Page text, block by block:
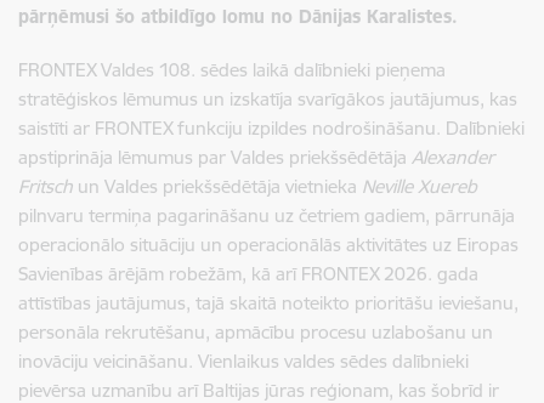
pārņēmusi šo atbildīgo lomu no Dānijas Karalistes.
FRONTEX Valdes 108. sēdes laikā dalībnieki pieņema
stratēģiskos lēmumus un izskatīja svarīgākos jautājumus, kas
saistīti ar FRONTEX funkciju izpildes nodrošināšanu. Dalībnieki
apstiprināja lēmumus par Valdes priekšsēdētāja Alexander
Fritsch un Valdes priekšsēdētāja vietnieka Neville Xuereb
pilnvaru termiņa pagarināšanu uz četriem gadiem, pārrunāja
operacionālo situāciju un operacionālās aktivitātes uz Eiropas
Savienības ārējām robežām, kā arī FRONTEX 2026. gada
attīstības jautājumus, tajā skaitā noteikto prioritāšu ieviešanu,
personāla rekrutēšanu, apmācību procesu uzlabošanu un
inovāciju veicināšanu. Vienlaikus valdes sēdes dalībnieki
pievērsa uzmanību arī Baltijas jūras reģionam, kas šobrīd ir